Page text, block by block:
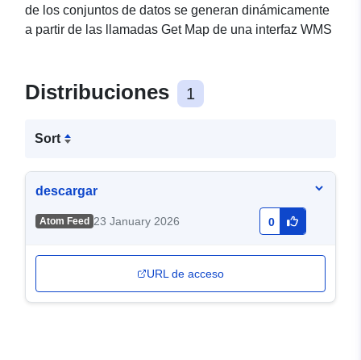
de los conjuntos de datos se generan dinámicamente
a partir de las llamadas Get Map de una interfaz WMS
Distribuciones 1
Sort
descargar
Atom Feed 23 January 2026 0
URL de acceso